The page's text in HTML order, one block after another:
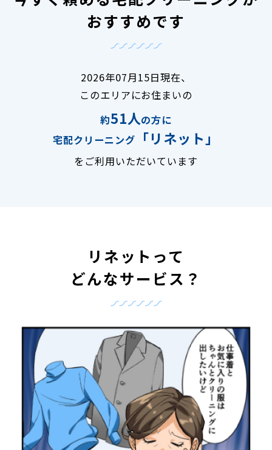
おすすめです
2026年07月15日現在、
このエリアにお住まいの
約51人の方に
宅配クリーニング
「リネット」
をご利用いただいています
リネットって
どんなサービス？